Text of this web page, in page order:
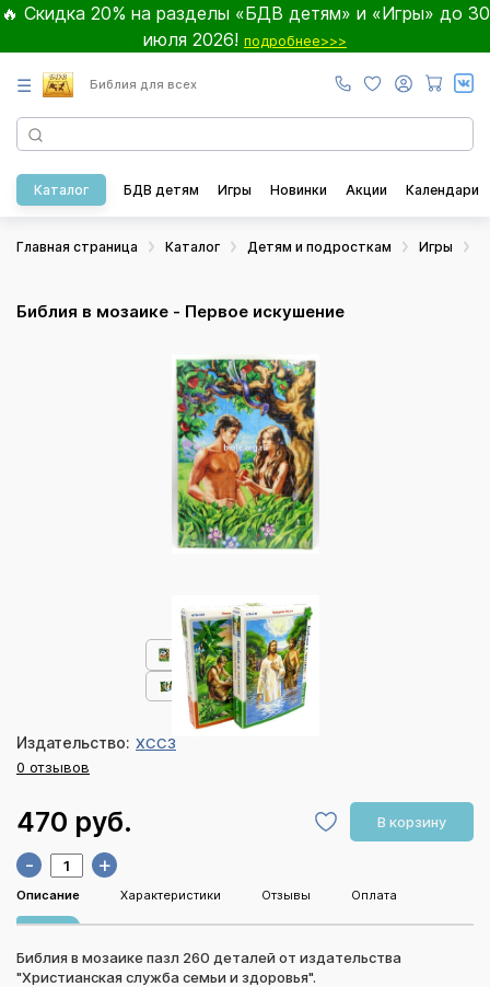
🔥 Скидка 20% на разделы «БДВ детям» и «Игры» до 30
июля 2026! подробнее>>>
☰ Библия для всех
Каталог БДВ детям Игры Новинки Акции Календари
Главная страница Каталог Детям и подросткам Игры
Библия в мозаике - Первое искушение
Издательство: ХССЗ
0 отзывов
470 руб. В корзину
- +
Описание Характеристики Отзывы Оплата
Библия в мозаике пазл 260 деталей от издательства
"Христианская служба семьи и здоровья".